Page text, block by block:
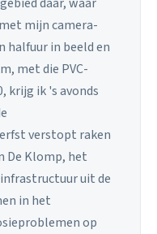
mijn camera-
halfuur in beeld en
met die PVC-
krijg ik 's avonds
verstopt raken
De Klomp, het
uit de
in het
op